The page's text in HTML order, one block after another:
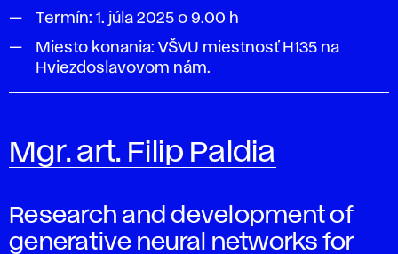
Termín: 1. júla 2025 o 9.00 h
Miesto konania: VŠVU miestnosť H135 na
Hviezdoslavovom nám.
Mgr. art. Filip Paldia
Research and development of
generative neural networks for